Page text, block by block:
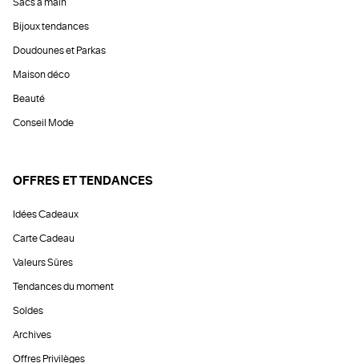
Sacs à main
Bijoux tendances
Doudounes et Parkas
Maison déco
Beauté
Conseil Mode
OFFRES ET TENDANCES
Idées Cadeaux
Carte Cadeau
Valeurs Sûres
Tendances du moment
Soldes
Archives
Offres Privilèges